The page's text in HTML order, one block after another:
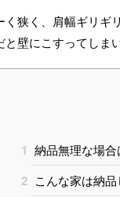
く狭く、肩幅ギリギ
と壁にこすってしま
1 納品無理な場合
2 こんな家は納